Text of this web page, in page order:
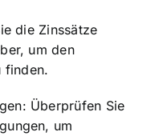
die Zinssätze
um den
finden.
Überprüfen Sie
um